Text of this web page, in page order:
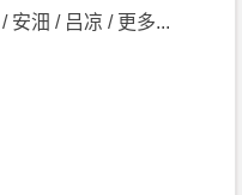
枝》
安沺 / 吕凉 / 更多...